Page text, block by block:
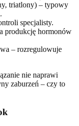
triatlony) – typowy
specjalisty.
produkcję hormonów
– rozregulowuje
nie naprawi
zaburzeń – czy to